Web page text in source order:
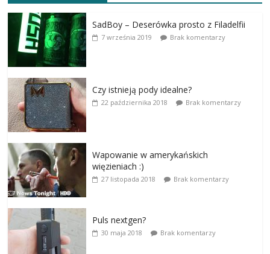
SadBoy – Deserówka prosto z Filadelfii
7 września 2019 Brak komentarzy
Czy istnieją pody idealne?
22 października 2018 Brak komentarzy
Wapowanie w amerykańskich
więzieniach :)
27 listopada 2018 Brak komentarzy
Puls nextgen?
30 maja 2018 Brak komentarzy